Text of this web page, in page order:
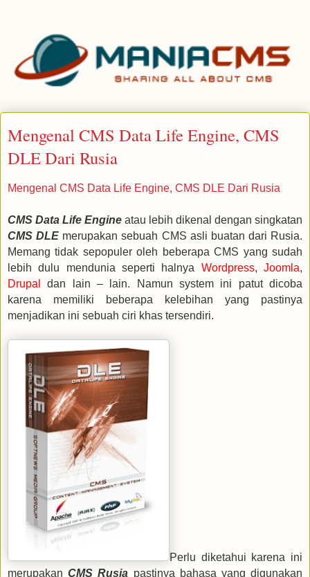
Mengenal CMS Data Life Engine, CMS
DLE Dari Rusia
Mengenal CMS Data Life Engine, CMS DLE Dari Rusia
CMS Data Life Engine atau lebih dikenal dengan singkatan
CMS DLE merupakan sebuah CMS asli buatan dari Rusia.
Memang tidak sepopuler oleh beberapa CMS yang sudah
lebih dulu mendunia seperti halnya Wordpress,Joomla,
Drupaldan lain – lain. Namun system ini patut dicoba
karena memiliki beberapa kelebihan yang pastinya
menjadikan ini sebuah ciri khas tersendiri.
Perlu diketahui karena ini
merupakanCMS Rusia pastinya bahasa yang digunakan